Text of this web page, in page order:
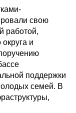
свою
работой,
округа и
поддержки
семей. В